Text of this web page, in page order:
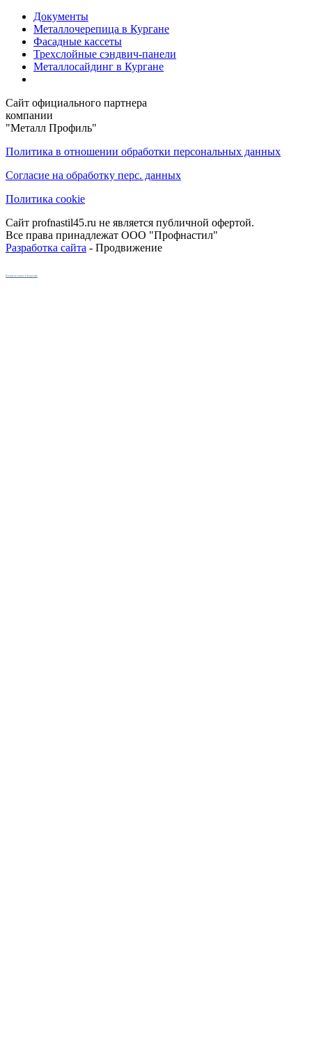
Документы
Металлочерепица в Кургане
Фасадные кассеты
Трехслойные сэндвич-панели
Металлосайдинг в Кургане
Сайт официального партнера
компании
"Металл Профиль"
Политика в отношении обработки персональных данных
Согласие на обработку перс. данных
Политика cookie
Сайт profnastil45.ru не является публичной офертой.
Все права принадлежат ООО "Профнастил"
Разработка сайта - Продвижение
Кухни на заказ в Кургане